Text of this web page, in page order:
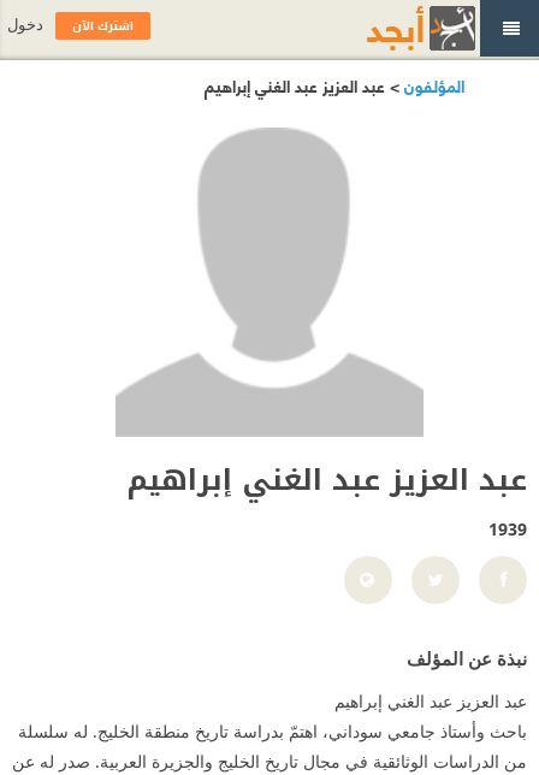
المؤلفون> عبد العزيز عبد الغني إبراهيم
عبد العزيز عبد الغني إبراهيم
1939
نبذة عن المؤلف
عبد العزيز عبد الغني إبراهيم
باحث وأستاذ جامعي سوداني، اهتمّ بدراسة تاريخ منطقة الخليج. له سلسلة
من الدراسات الوثائقية في مجال تاريخ الخليج والجزيرة العربية. صدر له عن
اشترك الآن دخول